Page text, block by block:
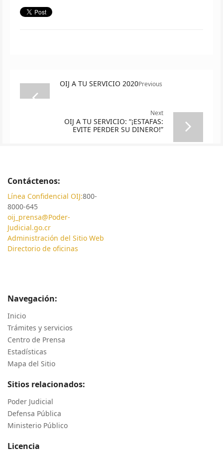
Previous
OIJ A TU SERVICIO 2020
Next
OIJ A TU SERVICIO: “¡ESTAFAS:
EVITE PERDER SU DINERO!”
Contáctenos:
Línea Confidencial OIJ:800-
8000-645
oij_prensa@Poder-
Judicial.go.cr
Administración del Sitio Web
Directorio de oficinas
Navegación:
Inicio
Trámites y servicios
Centro de Prensa
Estadísticas
Mapa del Sitio
Sitios relacionados:
Poder Judicial
Defensa Pública
Ministerio Público
Licencia